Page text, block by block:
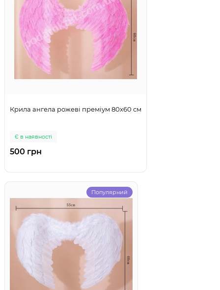
Крила ангела рожеві преміум 80х60 см
Є в наявності
500 грн
Популярний